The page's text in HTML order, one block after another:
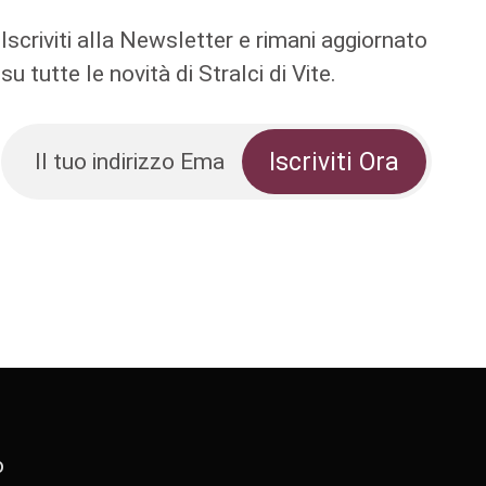
Iscriviti alla Newsletter e rimani aggiornato
su tutte le novità di Stralci di Vite.